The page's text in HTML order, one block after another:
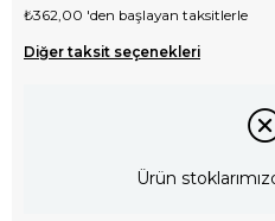
₺362,00 'den başlayan taksitlerle
Diğer taksit seçenekleri
Ürün